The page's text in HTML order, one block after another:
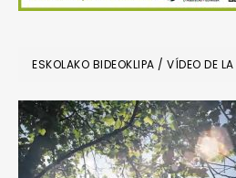
ESKOLAKO BIDEOKLIPA / VÍDEO DE